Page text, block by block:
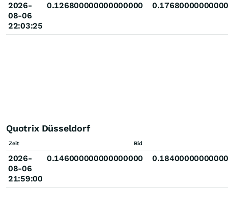
2026-
08-06
22:03:25
0.126800000000000000
Quotrix Düsseldorf
Zeit Bid
2026-
08-06
21:59:00
0.146000000000000000